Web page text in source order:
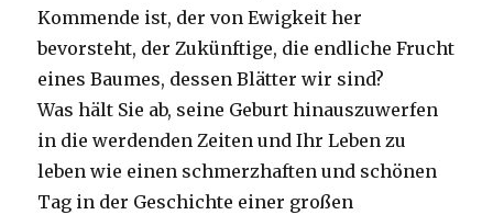
Kommende ist, der von Ewigkeit her
bevorsteht, der Zukünftige, die endliche Frucht
eines Baumes, dessen Blätter wir sind?
Was hält Sie ab, seine Geburt hinauszuwerfen
in die werdenden Zeiten und Ihr Leben zu
leben wie einen schmerzhaften und schönen
Tag in der Geschichte einer großen